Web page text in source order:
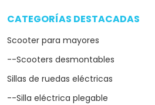
CATEGORÍAS DESTACADAS
Scooter para mayores
--Scooters desmontables
Sillas de ruedas eléctricas
--Silla eléctrica plegable